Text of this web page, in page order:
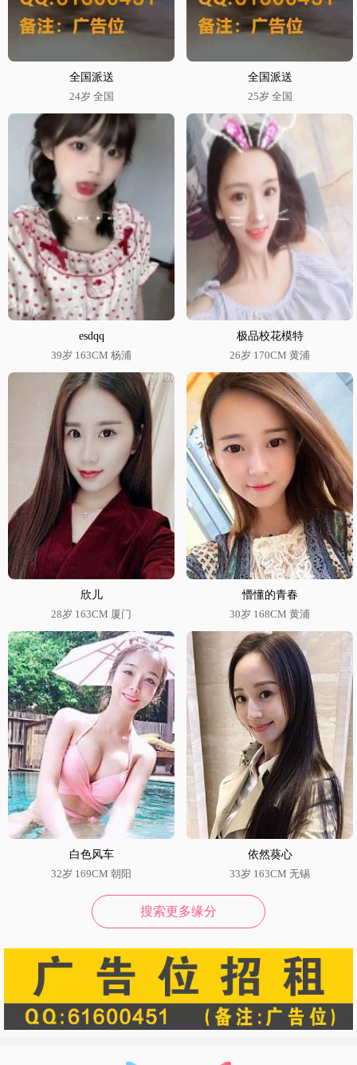
全国派送
24岁 全国
全国派送
25岁 全国
esdqq
39岁 163CM 杨浦
极品校花模特
26岁 170CM 黄浦
欣儿
28岁 163CM 厦门
懵懂的青春
30岁 168CM 黄浦
白色风车
32岁 169CM 朝阳
依然葵心
33岁 163CM 无锡
搜索更多缘分